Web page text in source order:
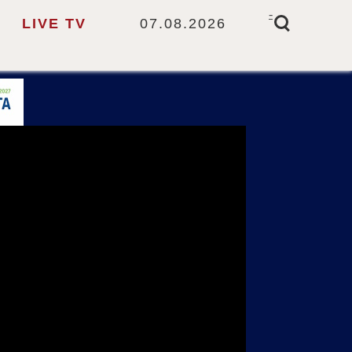
LIVE TV 07.08.2026
-